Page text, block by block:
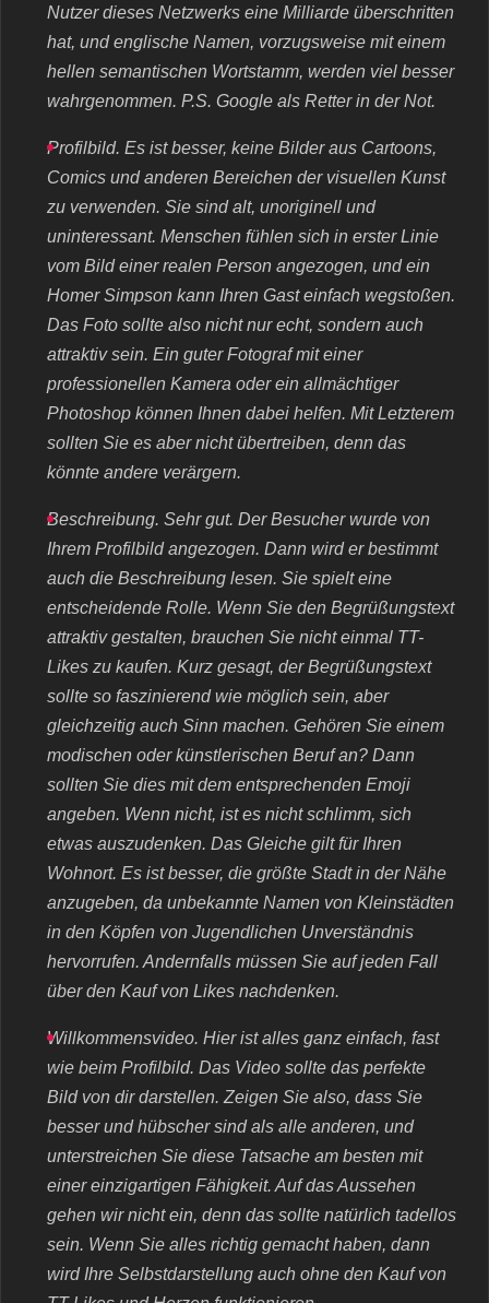
Nutzer dieses Netzwerks eine Milliarde überschritten
hat, und englische Namen, vorzugsweise mit einem
hellen semantischen Wortstamm, werden viel besser
wahrgenommen. P.S. Google als Retter in der Not.
Profilbild. Es ist besser, keine Bilder aus Cartoons,
Comics und anderen Bereichen der visuellen Kunst
zu verwenden. Sie sind alt, unoriginell und
uninteressant. Menschen fühlen sich in erster Linie
vom Bild einer realen Person angezogen, und ein
Homer Simpson kann Ihren Gast einfach wegstoßen.
Das Foto sollte also nicht nur echt, sondern auch
attraktiv sein. Ein guter Fotograf mit einer
professionellen Kamera oder ein allmächtiger
Photoshop können Ihnen dabei helfen. Mit Letzterem
sollten Sie es aber nicht übertreiben, denn das
könnte andere verärgern.
Beschreibung. Sehr gut. Der Besucher wurde von
Ihrem Profilbild angezogen. Dann wird er bestimmt
auch die Beschreibung lesen. Sie spielt eine
entscheidende Rolle. Wenn Sie den Begrüßungstext
attraktiv gestalten, brauchen Sie nicht einmal TT-
Likes zu kaufen. Kurz gesagt, der Begrüßungstext
sollte so faszinierend wie möglich sein, aber
gleichzeitig auch Sinn machen. Gehören Sie einem
modischen oder künstlerischen Beruf an? Dann
sollten Sie dies mit dem entsprechenden Emoji
angeben. Wenn nicht, ist es nicht schlimm, sich
etwas auszudenken. Das Gleiche gilt für Ihren
Wohnort. Es ist besser, die größte Stadt in der Nähe
anzugeben, da unbekannte Namen von Kleinstädten
in den Köpfen von Jugendlichen Unverständnis
hervorrufen. Andernfalls müssen Sie auf jeden Fall
über den Kauf von Likes nachdenken.
Willkommensvideo. Hier ist alles ganz einfach, fast
wie beim Profilbild. Das Video sollte das perfekte
Bild von dir darstellen. Zeigen Sie also, dass Sie
besser und hübscher sind als alle anderen, und
unterstreichen Sie diese Tatsache am besten mit
einer einzigartigen Fähigkeit. Auf das Aussehen
gehen wir nicht ein, denn das sollte natürlich tadellos
sein. Wenn Sie alles richtig gemacht haben, dann
wird Ihre Selbstdarstellung auch ohne den Kauf von